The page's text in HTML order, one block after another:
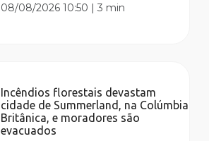
08/08/2026 10:50 |3 min
Incêndios florestais devastam
cidade de Summerland, na Colúmbia
Britânica, e moradores são
evacuados